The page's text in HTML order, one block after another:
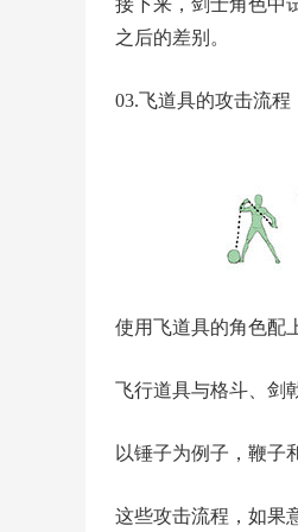
接下来，剑士角色中
之后的差别。
03.飞道具的攻击流程
使用飞道具的角色配
飞行道具与格斗、剑
以锤子为例子，鞭子
这些攻击流程，如果